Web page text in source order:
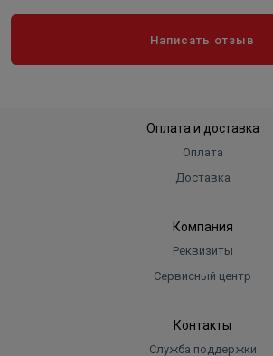
Написать отзыв
Оплата и доставка
Оплата
Доставка
Компания
Реквизиты
Сервисный центр
Контакты
Служба поддержки